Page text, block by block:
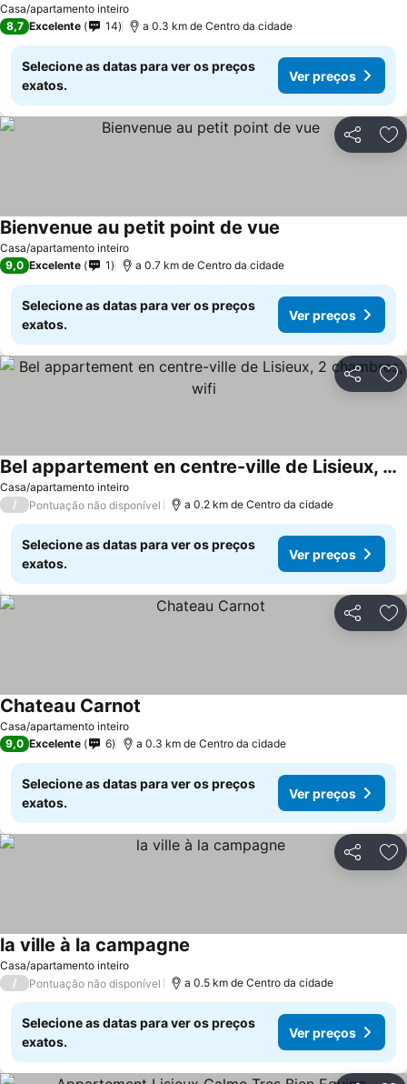
Casa/apartamento inteiro
8,7 Excelente 14 a 0.3 km de Centro da cidade
Selecione as datas para ver os preços
exatos.
Ver preços
Partilhar
Casa/apartamento inteiro
Bienvenue au petit point de vue
9,0 Excelente 1 a 0.7 km de Centro da cidade
Selecione as datas para ver os preços
exatos.
Ver preços
Partilhar
Casa/apartamento inteiro
Bel appartement en centre-ville de Lisieux, 2 chambres, wifi
Ver preços
/ Pontuação não disponível a 0.2 km de Centro da cidade
Selecione as datas para ver os preços
exatos.
Ver preços
Partilhar
Casa/apartamento inteiro
Chateau Carnot
9,0 Excelente 6 a 0.3 km de Centro da cidade
Selecione as datas para ver os preços
exatos.
Ver preços
Partilhar
Casa/apartamento inteiro
la ville à la campagne
/ Pontuação não disponível a 0.5 km de Centro da cidade
Selecione as datas para ver os preços
exatos.
Ver preços